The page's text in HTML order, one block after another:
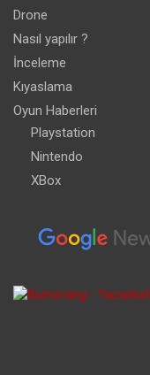
Drone
Nasıl yapılır ?
İnceleme
Kıyaslama
Oyun Haberleri
Playstation
Nintendo
XBox